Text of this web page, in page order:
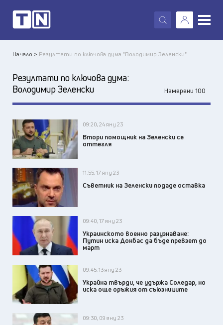
X
Начало > Резултати по ключова дума "Володимир Зеленски"
Резултати по ключова дума:
Володимир Зеленски
Намерени 100
09:20, 24 яну 23
Втори помощник на Зеленски се
оттегля
11:55, 17 яну 23
Съветник на Зеленски подаде оставка
09:40, 17 яну 23
Украинското военно разузнаване:
Путин иска Донбас да бъде превзет до
март
09:45, 13 яну 23
Украйна твърди, че удържа Соледар, но
иска още оръжия от съюзниците
09:30, 09 яну 23